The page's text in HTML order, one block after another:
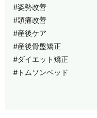
#姿勢改善
#頭痛改善
#産後ケア
#産後骨盤矯正
#ダイエット矯正
#トムソンベッド